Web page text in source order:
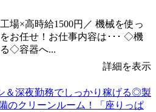
場×高時給1500円／ 機械を使っ
お任せ！お仕事内容は･･･ ◇機
◇容器へ...
詳細を表示